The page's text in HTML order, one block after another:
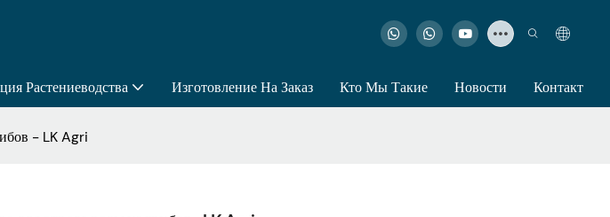
Растениеводства Изготовление На Заказ Кто Мы Такие Новости Контакт
- LK Agri